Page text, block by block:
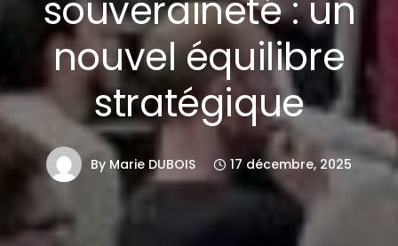
souveraineté : un
nouvel équilibre
stratégique
By Marie DUBOIS 17 décembre, 2025